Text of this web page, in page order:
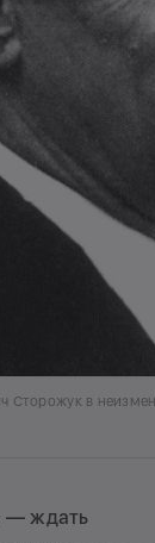
Сторожук в
— ждать